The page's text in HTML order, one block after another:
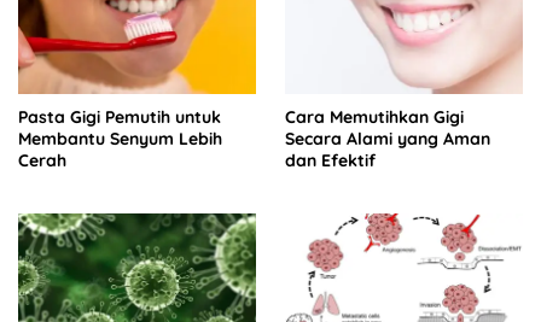
Pasta Gigi Pemutih untuk
Membantu Senyum Lebih
Cerah
Cara Memutihkan Gigi
Secara Alami yang Aman
dan Efektif